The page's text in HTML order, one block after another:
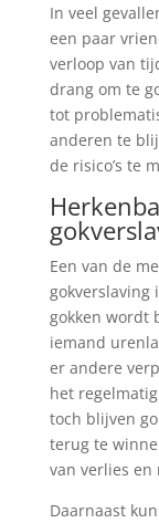
In veel
een paar
verloop van
drang om te
tot
anderen te
de risico’s te
Een van de
gokverslaving
gokken wordt
iemand
er andere
het
toch blijven
terug te
van verlies en
Daarnaast